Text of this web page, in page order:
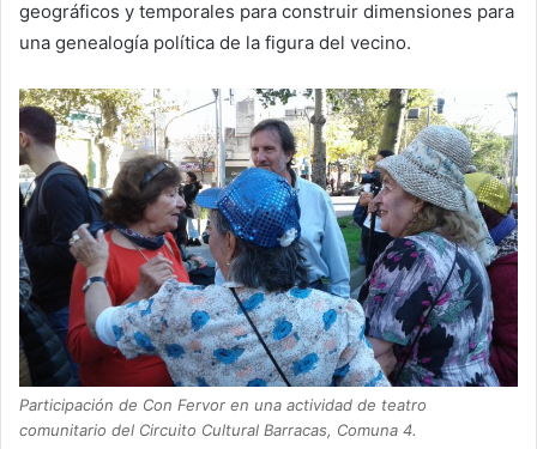
geográficos y temporales para construir dimensiones para
una genealogía política de la figura del vecino.
Participación de Con Fervor en una actividad de teatro
comunitario del Circuito Cultural Barracas, Comuna 4.